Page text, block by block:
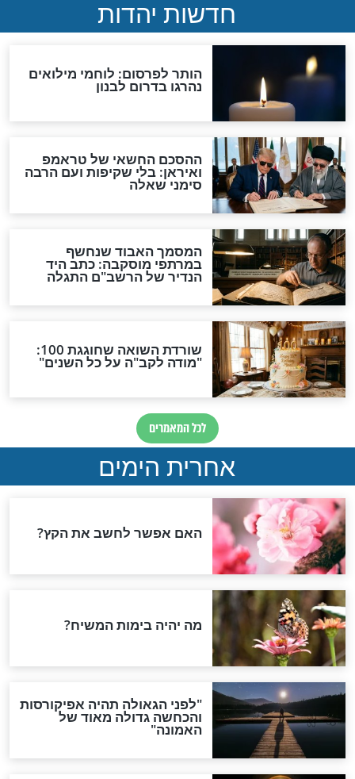
מה דעתו של
לחיסונים?
האם לתת מעשר כספים
חתן יתום:
הסגולה הנדירה בשבת
הקרובה - פרשת יתרו
לישראל הכריז
כיום תפילה
המגפה
כל מה שרציתם לדעת על
חדשות יהדות